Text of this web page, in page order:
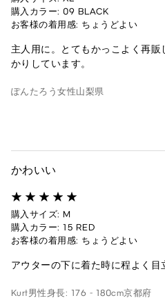
購入カラー: 09 BLACK
お客様の着用感: ちょうどよい
主人用に。とてもかっこよく再販
かりしています。
ぽんたろう女性山梨県
かわいい
購入サイズ: M
購入カラー: 15 RED
お客様の着用感: ちょうどよい
アウターの下に着た時に程よく目
Kurt男性身長: 176 - 180cm京都府